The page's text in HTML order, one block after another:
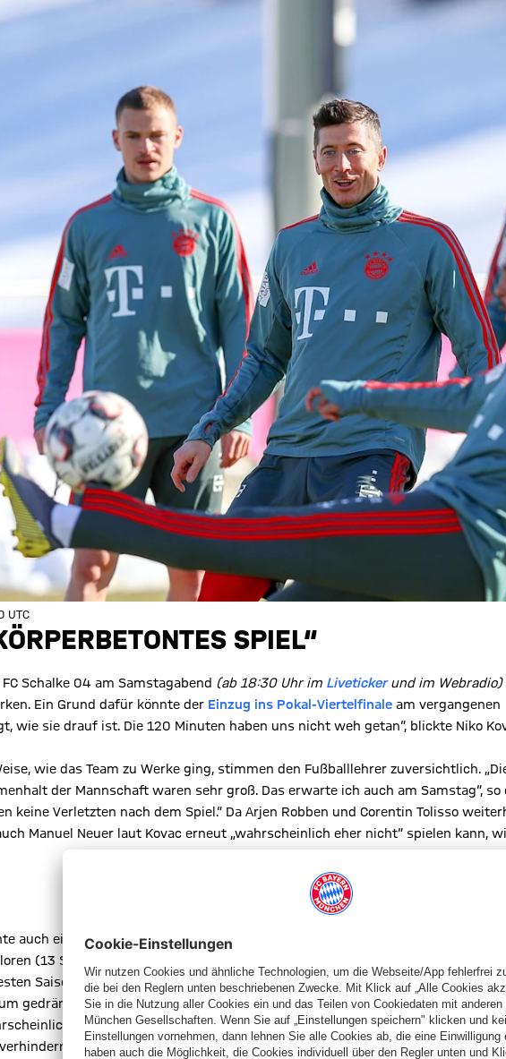
UTC
SPIEL“
Schalke 04 am Samstagabend (ab 18:30 Uhr im Livetickerund im Webradio)
Ein Grund dafür könnte der Einzug ins Pokal-Viertelfinale am vergangenen
wie sie drauf ist. Die 120 Minuten haben uns nicht weh getan“, blickte Niko
wie das Team zu Werke ging, stimmen den Fußballlehrer zuversichtlich.
der Mannschaft waren sehr groß. Das erwarte ich auch am Samstag“, so
keine Verletzten nach dem Spiel.“ Da Arjen Robben und Corentin Tolisso
Manuel Neuer laut Kovac erneut „wahrscheinlich eher nicht“ spielen kann,
auch ein Blick in die Statistik sein. Seit 16 Ligaspielen hat der deutsche
(13 Siege, drei Remis). Mit einer ähnlichen Vorstellung wie im Hinspiel auf
Saisonleistungen zeigte, soll diese Serie ausgebaut werden. Damals wurde
gedrängt und das Geschehen vollends dominiert. „Je weiter der Gegner von
dass wir gewinnen“, erklärte Kovac.
und auch Domenico Tedesco bescheinigte, dass sein Team